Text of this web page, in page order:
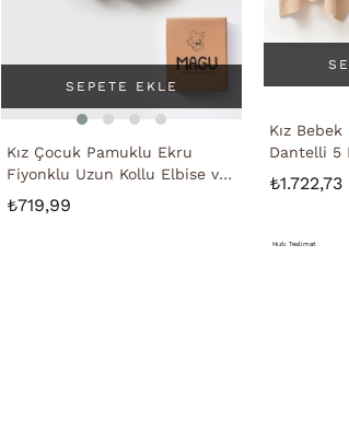
Kız Çocuk Pamuklu Ekru
Fiyonklu Uzun Kollu Elbise ve
Saç Bandı Takımı - Rahat ve
₺719,99
SEPETE EKLE
Kız
Dantelli 5
Hastane
₺1.722,73
Hızlı Teslimat